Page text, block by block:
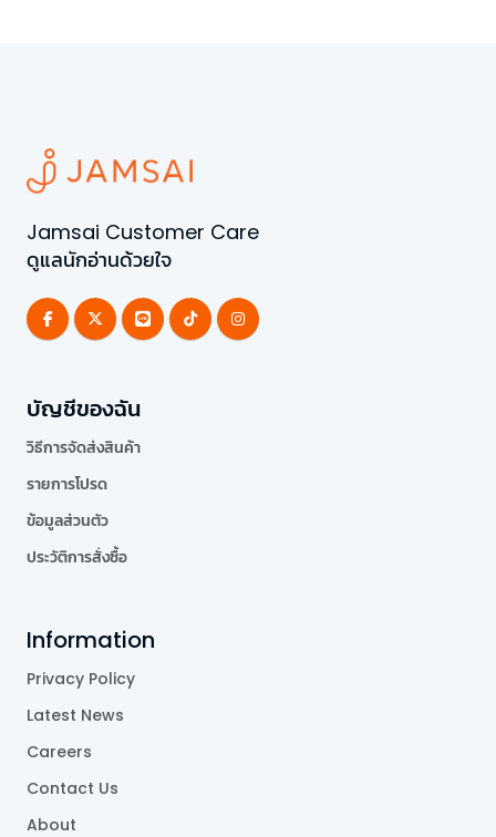
Jamsai Customer Care
ดูแลนักอ่านด้วยใจ
บัญชีของฉัน
วิธีการจัดส่งสินค้า
รายการโปรด
ข้อมูลส่วนตัว
ประวัติการสั่งซื้อ
Information
Privacy Policy
Latest News
Careers
Contact Us
About